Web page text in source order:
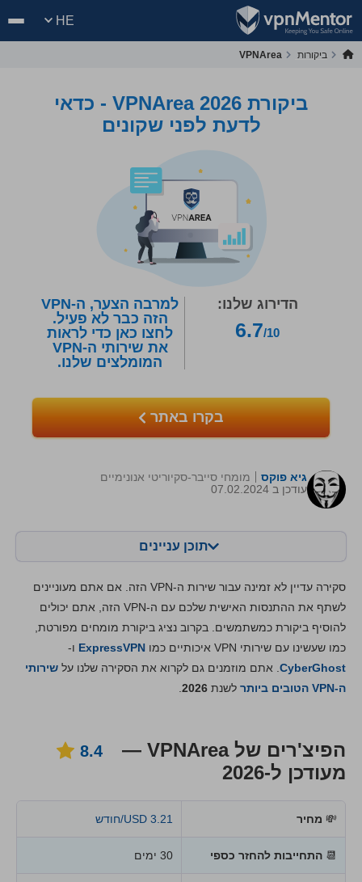
HE
ביקורות VPNArea
ביקורת VPNArea 2026 - כדאי
לדעת לפני שקונים
הדירוג שלנו:
6.7/10
למרבה הצער, ה-VPN
הזה כבר לא פעיל.
לחצו כאן כדי לראות
את שירותי ה-VPN
המומלצים שלנו.
בקרו באתר
גיא פוקס
עודכן ב 07.02.2024
מומחי סייבר-סקיוריטי אנונימיים
תוכן עניינים
מאפיינים מרכזיים 8.4
התקנה ואפליקציות 8.5
אמינות ותמיכה 8.3
סקירה עדיין לא זמינה עבור שירות ה-VPN הזה. אם אתם מעוניינים
לשתף את ההתנסות האישית שלכם עם ה-VPN הזה, אתם יכולים
להוסיף ביקורת כמשתמשים. בקרוב נציג ביקורת מומחים מפורטת,
כמו שעשינו עם שירותי VPN איכותיים כמו
ExpressVPN ו-
CyberGhost. אתם מוזמנים גם לקרוא את הסקירה שלנו על שירותי
ה-VPN הטובים ביותר
לשנת 2026
.
הפיצ'רים של VPNArea —
מעודכן ל-2026
8.4
💸 מחיר 3.21 USD/חודש
📆 התחייבות להחזר כספי 30 ימים